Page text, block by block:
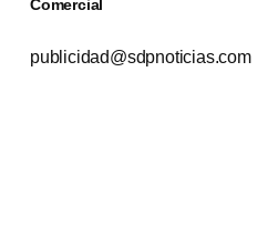
Comercial
publicidad@sdpnoticias.com